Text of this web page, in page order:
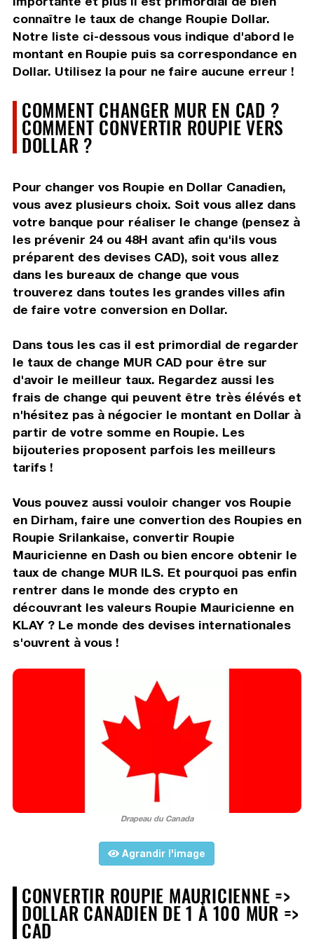
connaître le taux de change Roupie Dollar.
Notre liste ci-dessous vous indique d'abord le
montant en Roupie puis sa correspondance en
Dollar. Utilisez la pour ne faire aucune erreur !
COMMENT CHANGER MUR EN CAD ?
COMMENT CONVERTIR ROUPIE VERS
DOLLAR ?
Pour changer vos Roupie en Dollar Canadien,
vous avez plusieurs choix. Soit vous allez dans
votre banque pour réaliser le change (pensez à
les prévenir 24 ou 48H avant afin qu'ils vous
préparent des devises CAD), soit vous allez
dans les bureaux de change que vous
trouverez dans toutes les grandes villes afin
de faire votre conversion en Dollar.
Dans tous les cas il est primordial de regarder
le taux de change MUR CAD pour être sur
d'avoir le meilleur taux. Regardez aussi les
frais de change qui peuvent être très élévés et
n'hésitez pas à négocier le montant en Dollar à
partir de votre somme en Roupie. Les
bijouteries proposent parfois les meilleurs
tarifs !
Vous pouvez aussi vouloir changer vos Roupie
en Dirham, faire une convertion des Roupies en
Roupie Srilankaise, convertir Roupie
Mauricienne en Dash ou bien encore obtenir le
taux de change MUR ILS. Et pourquoi pas enfin
rentrer dans le monde des crypto en
découvrant les valeurs Roupie Mauricienne en
KLAY ? Le monde des devises internationales
s'ouvrent à vous !
Drapeau du Canada
Agrandir l'image
CONVERTIR ROUPIE MAURICIENNE =>
DOLLAR CANADIEN DE 1 À 100 MUR =>
CAD